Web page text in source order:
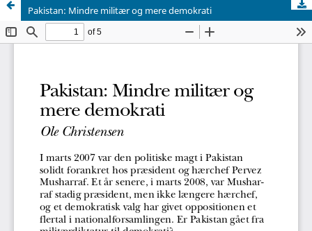
Pakistan: Mindre militær og mere demokrati